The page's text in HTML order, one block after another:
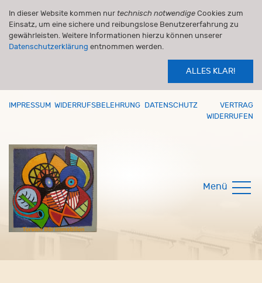
In dieser Website kommen nur technisch notwendige Cookies zum
Einsatz, um eine sichere und reibungslose Benutzererfahrung zu
gewährleisten. Weitere Informationen hierzu können unserer
Datenschutzerklärung entnommen werden.
ALLES KLAR!
IMPRESSUM WIDERRUFSBELEHRUNG DATENSCHUTZ
VERTRAG
WIDERRUFEN
Menü